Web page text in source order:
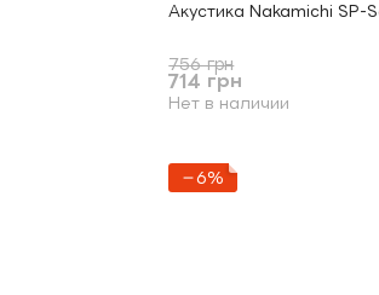
Акустика Nakamichi SP-
756 грн
714 грн
Нет в наличии
−6%